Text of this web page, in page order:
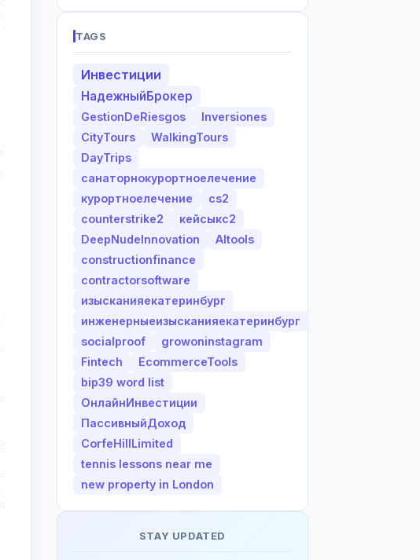
TAGS
Инвестиции
НадежныйБрокер
GestionDeRiesgos
Inversiones
CityTours
WalkingTours
DayTrips
санаторнокурортноелечение
курортноелечение
cs2
counterstrike2
кейсыкс2
DeepNudeInnovation
AItools
constructionfinance
contractorsoftware
изысканияекатеринбург
инженерныеизысканияекатеринбург
socialproof
growoninstagram
Fintech
EcommerceTools
bip39 word list
ОнлайнИнвестиции
ПассивныйДоход
CorfeHillLimited
tennis lessons near me
new property in London
STAY UPDATED